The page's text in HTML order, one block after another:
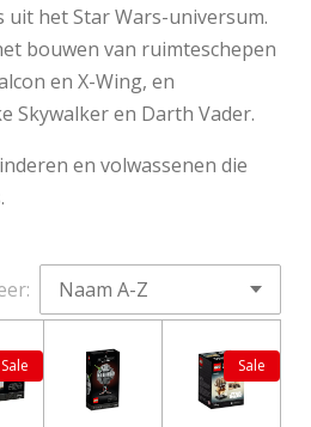
het Star Wars-universum.
bouwen van ruimteschepen
en X-Wing, en
Skywalker en Darth Vader.
en volwassenen die
Sale Sale